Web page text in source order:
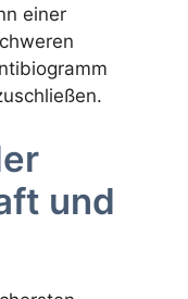
einer
und